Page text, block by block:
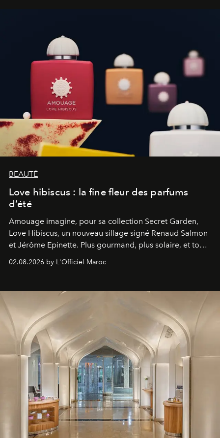
BEAUTÉ
Love hibiscus : la fine fleur des parfums
d’été
Amouage imagine, pour sa collection Secret Garden,
Love Hibiscus, un nouveau sillage signé Renaud Salmon
et Jérôme Epinette. Plus gourmand, plus solaire, et tout
02.08.2026 by L'Officiel Maroc